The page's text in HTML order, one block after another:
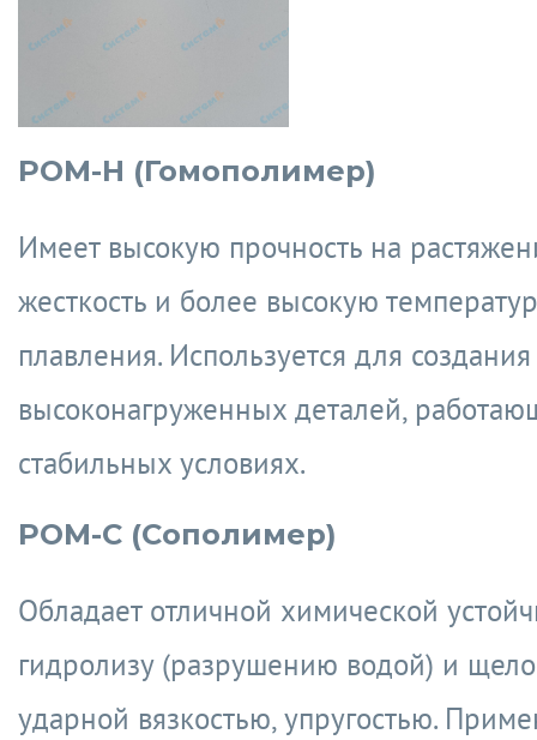
POM-H (Гомополимер)
Имеет высокую прочность на
жесткость и более высокую
плавления. Используется для создания
высоконагруженных деталей,
стабильных условиях.
POM-C (Сополимер)
Обладает отличной химической
гидролизу (разрушению водой) и
ударной вязкостью, упругостью.